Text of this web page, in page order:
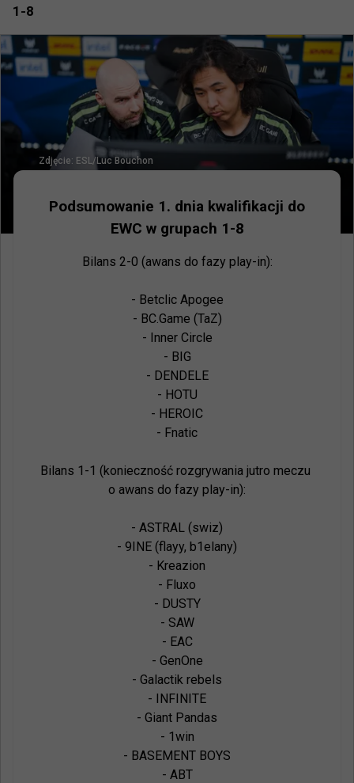
1-8
Zdjęcie: ESL/Luc Bouchon
Podsumowanie 1. dnia kwalifikacji do
EWC w grupach 1-8
Bilans 2-0 (awans do fazy play-in):
- Betclic Apogee
- BC.Game (TaZ)
- Inner Circle
- BIG
- DENDELE
- HOTU
- HEROIC
- Fnatic
Bilans 1-1 (konieczność rozgrywania jutro meczu
o awans do fazy play-in):
- ASTRAL (swiz)
- 9INE (flayy, b1elany)
- Kreazion
- Fluxo
- DUSTY
- SAW
- EAC
- GenOne
- Galactik rebels
- INFINITE
- Giant Pandas
- 1win
- BASEMENT BOYS
- ABT